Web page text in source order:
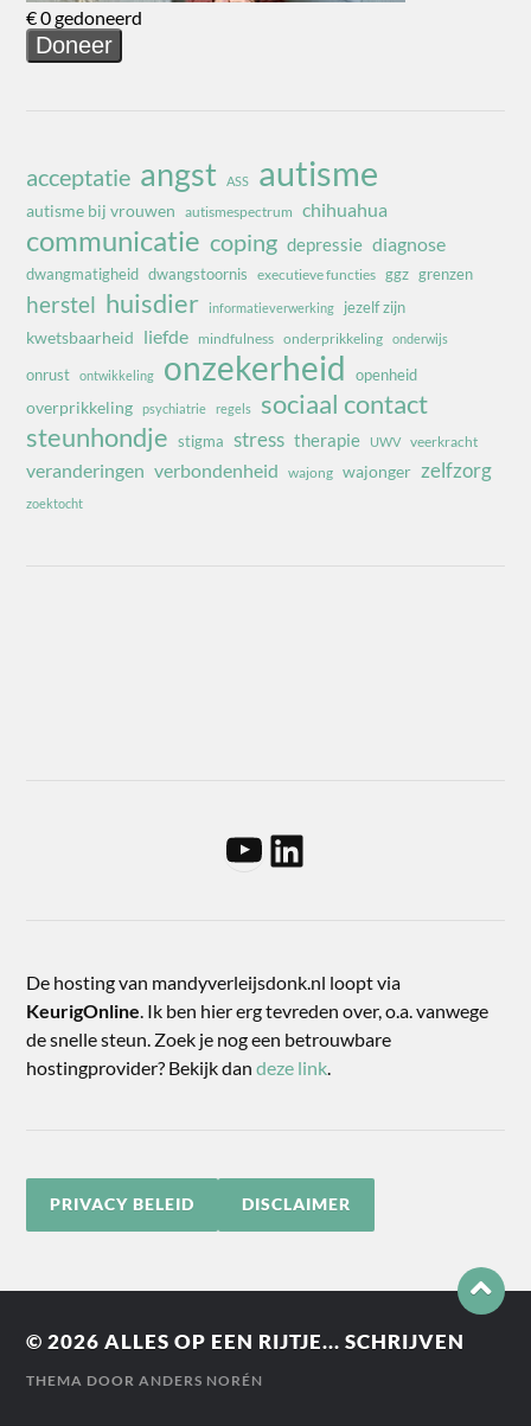
acceptatie angst ASS autisme
autisme bij vrouwen autismespectrum chihuahua
communicatie coping depressie diagnose
dwangmatigheid dwangstoornis executieve functies ggz grenzen
herstel huisdier informatieverwerking jezelf zijn
kwetsbaarheid liefde mindfulness onderprikkeling onderwijs
onrust ontwikkeling onzekerheid openheid
overprikkeling psychiatrie regels
sociaal contact
steunhondje stigma stress therapie UWV veerkracht
veranderingen verbondenheid wajong wajonger zelfzorg
zoektocht
De hosting van mandyverleijsdonk.nl loopt via
KeurigOnline. Ik ben hier erg tevreden over, o.a. vanwege
de snelle steun. Zoek je nog een betrouwbare
hostingprovider? Bekijk dandeze link.
PRIVACY BELEID DISCLAIMER
© 2026ALLES OP EEN RIJTJE... SCHRIJVEN
THEMA DOORANDERS NORÉN